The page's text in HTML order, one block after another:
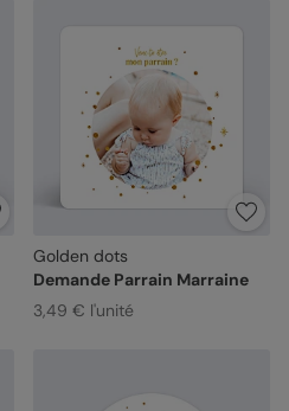
Golden dots
Demande Parrain Marraine
3,49 € l'unité